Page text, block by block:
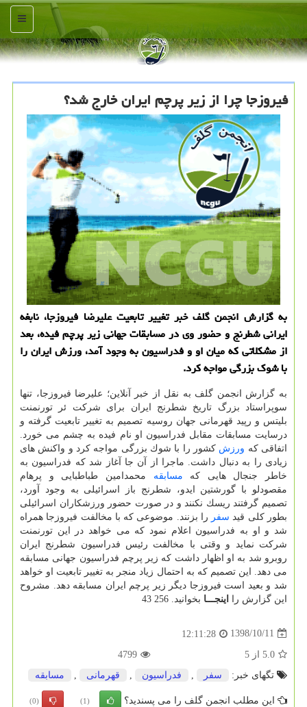
منو
فیروزجا چرا از زیر پرچم ایران خارج شد؟
به گزارش انجمن گلف خبر تغییر تابعیت علیرضا فیروزجا، نابغه
ایرانی شطرنج و حضور وی در مسابقات جهانی زیر پرچم فیده، بعد
از مشكلاتی كه میان او و فدراسیون به وجود آمد، ورزش ایران را
با شوك بزرگی مواجه كرد.
به گزارش انجمن گلف به نقل از خبر آنلاین؛ علیرضا فیروزجا، تنها
سوپراستاد بزرگ تاریخ شطرنج ایران برای شركت ئر تورنمنت
بلیتس و رپید قهرمانی جهان روسیه تصمیم به تغییر تابعیت گرفته و
درسایت مسابقات مقابل فدراسیون او نام فیده به چشم می خورد.
اتفاقی كه ورزش كشور را با شوك بزرگی مواجه كرد و واكنش های
زیادی را به دنبال داشت. ماجرا از آن جا آغاز شد كه فدراسیون به
خاطر جنجال هایی كه مسابقه محمدامین طباطبایی و پرهام
مقصودلو با گورشتین ایدو، شطرنج باز اسرائیلی به وجود آورد،
تصمیم گرفتند ریسك نكنند و در صورت حضور ورزشكاران اسرائیلی
بطور كلی قید سفر را بزنند. موضوعی كه با مخالفت فیروزجا همراه
شد و او به فدراسیون اعلام نمود كه می خواهد در این تورنمنت
شركت نماید و وقتی با مخالفت رئیس فدراسیون شطرنج ایران
روبرو شد به او اظهار داشت كه زیر پرچم فدراسیون جهانی مسابقه
می دهد. این تصمیم كه به احتمال زیاد منجر به تغییر تابعیت او خواهد
شد و بعید است فیروزجا دیگر زیر پرچم ایران مسابقه دهد. مشروح
این گزارش را
اینجـــا بخوانید. 256 43
1398/10/11
12:11:28
5.0 از 5
4799
تگهای خبر:
سفر فدراسیون قهرمانی مسابقه
این مطلب انجمن گلف را می پسندید؟ (1)
(0)